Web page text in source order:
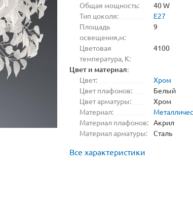
Общая мощность:
40 W
Тип цоколя:
E27
Площадь
освещения,м:
9
Цветовая
температура, K:
4100
Цвет и материал:
Цвет:
Хром
Цвет плафонов:
Белый
Цвет арматуры:
Хром
Материал:
Материал плафонов: Акрил
Материал арматуры:
Сталь
Все характеристики